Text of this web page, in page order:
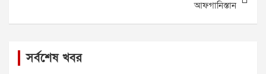
আফগানিস্তান
সর্বশেষ খবর